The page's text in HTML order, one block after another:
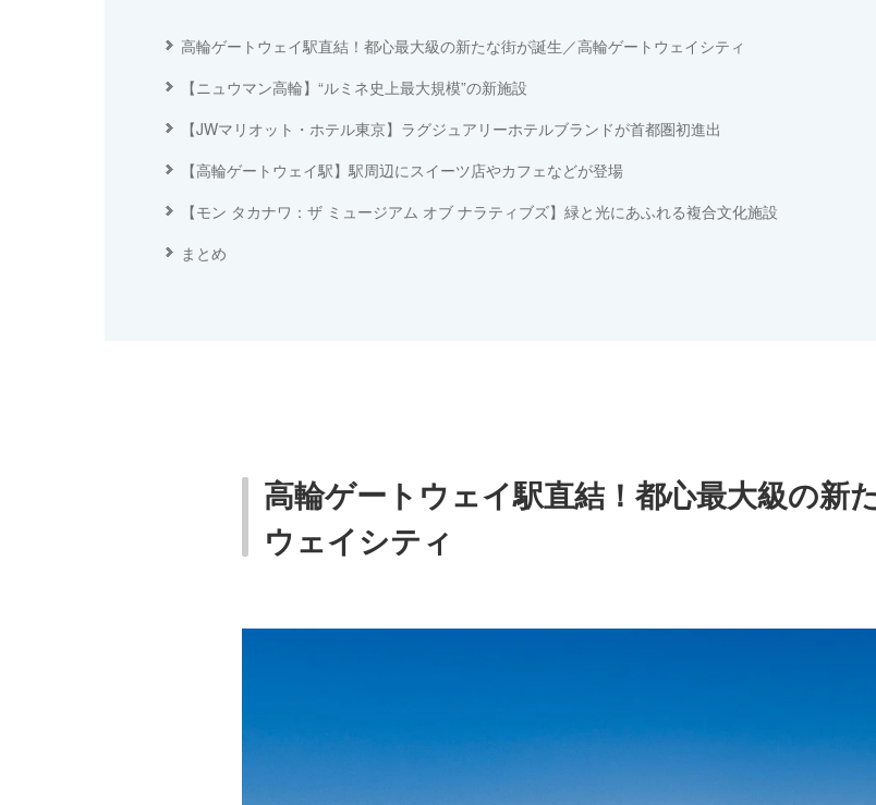
高輪ゲートウェイ駅直結！都心最大級の新たな街が誕生／高輪ゲートウェイシティ
【ニュウマン高輪】“ルミネ史上最大規模”の新施設
【JWマリオット・ホテル東京】ラグジュアリーホテルブランドが首都圏初進出
【高輪ゲートウェイ駅】駅周辺にスイーツ店やカフェなどが登場
【モン タカナワ：ザ ミュージアム オブ ナラティブズ】緑と光にあふれる複合文化施設
まとめ
高輪ゲートウェイ駅直結！都心最大級の新
ウェイシティ